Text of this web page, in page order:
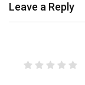
Leave a Reply